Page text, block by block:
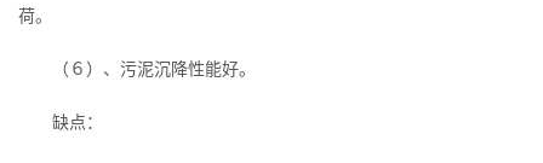
荷。
（６）、污泥沉降性能好。
缺点：